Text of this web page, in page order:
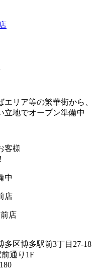
エリア等の繁華街から、
立地でオープン準備中
客様
店
多区博多駅前3丁目27-18
通り1F